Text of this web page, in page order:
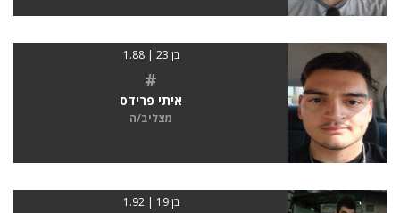
בן 23 | 1.88
#
איתי פרידס
מצליב/ה
בן 19 | 1.92